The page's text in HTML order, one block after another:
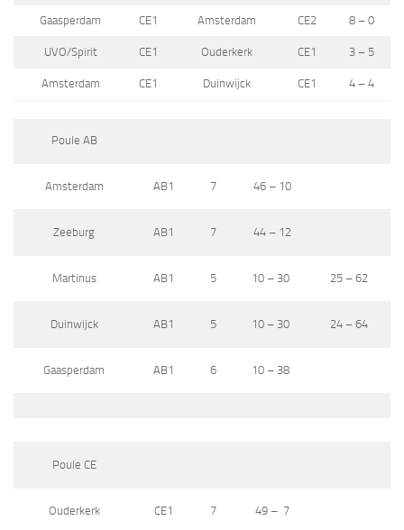
Gaasperdam CE1 Amsterdam CE2 8 – 0
UVO/Spirit CE1 Ouderkerk CE1 3 – 5
Amsterdam CE1 Duinwijck CE1 4 – 4
Poule AB
Amsterdam AB1 7 46 – 10
Zeeburg AB1 7 44 – 12
Martinus AB1 5 10 – 30 25 – 62
Duinwijck AB1 5 10 – 30 24 – 64
Gaasperdam AB1 6 10 – 38
Poule CE
Ouderkerk CE1 7 49 – 7